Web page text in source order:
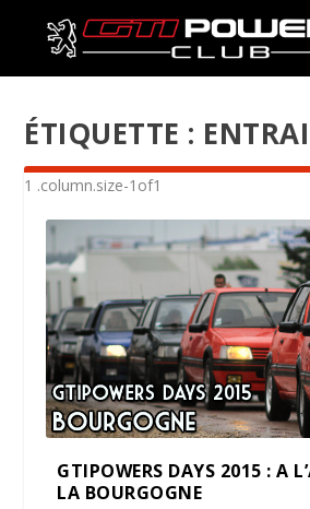
ÉTIQUETTE :
GTIPOWERS DAYS 2015 : A
LA BOURGOGNE